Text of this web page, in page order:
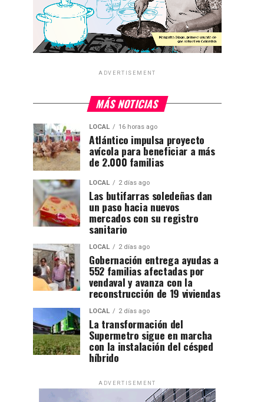
ADVERTISEMENT
MÁS NOTICIAS
LOCAL 16 horas ago
Atlántico impulsa proyecto
avícola para beneficiar a más
de 2.000 familias
LOCAL 2 días ago
Las butifarras soledeñas dan
un paso hacia nuevos
mercados con su registro
sanitario
LOCAL 2 días ago
Gobernación entrega ayudas a
552 familias afectadas por
vendaval y avanza con la
reconstrucción de 19 viviendas
LOCAL 2 días ago
La transformación del
Supermetro sigue en marcha
con la instalación del césped
híbrido
ADVERTISEMENT